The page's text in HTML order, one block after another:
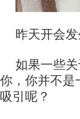
昨天开会
如果一些
你，你并不是
吸引呢？